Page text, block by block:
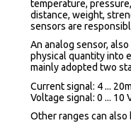
temperature,
distance, weight,
sensors are
An analog sensor,
physical quantity into
mainly adopted two
Current signal: 4 ...
Voltage signal: 0 ... 10
Other ranges can also